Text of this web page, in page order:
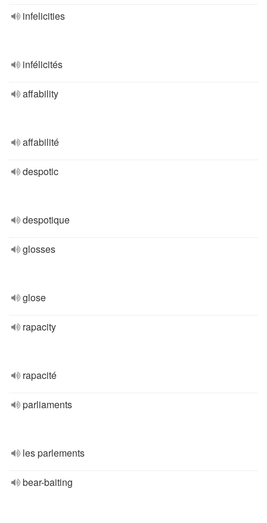
infelicities
infélicités
affability
affabilité
despotic
despotique
glosses
glose
rapacity
rapacité
parliaments
les parlements
bear-baiting